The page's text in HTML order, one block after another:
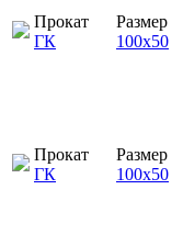
Прокат
ГК
Размер
100х50
Прокат
ГК
Размер
100х50